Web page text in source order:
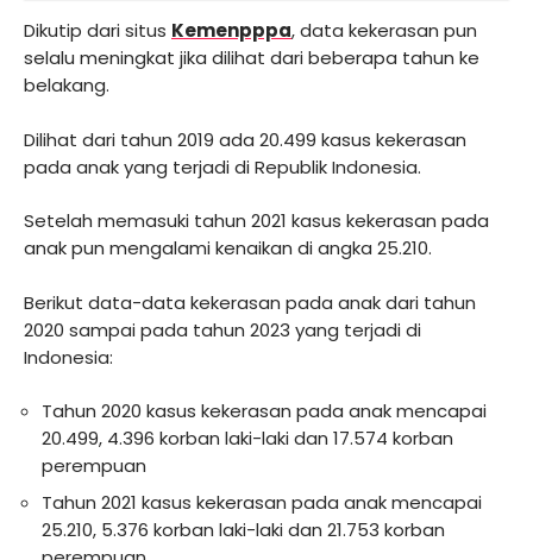
Dikutip dari situs Kemenpppa, data kekerasan pun
selalu meningkat jika dilihat dari beberapa tahun ke
belakang.
Dilihat dari tahun 2019 ada 20.499 kasus kekerasan
pada anak yang terjadi di Republik Indonesia.
Setelah memasuki tahun 2021 kasus kekerasan pada
anak pun mengalami kenaikan di angka 25.210.
Berikut data-data kekerasan pada anak dari tahun
2020 sampai pada tahun 2023 yang terjadi di
Indonesia:
Tahun 2020 kasus kekerasan pada anak mencapai
20.499, 4.396 korban laki-laki dan 17.574 korban
perempuan
Tahun 2021 kasus kekerasan pada anak mencapai
25.210, 5.376 korban laki-laki dan 21.753 korban